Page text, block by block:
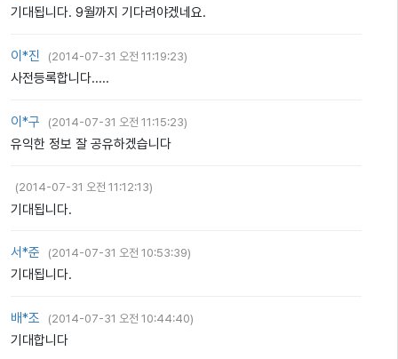
기대됩니다. 9월까지 기다려야겠네요.
이*진 (2014-07-31 오전 11:19:23)
사전등록합니다.....
이*구 (2014-07-31 오전 11:15:23)
유익한 정보 잘 공유하겠습니다
(2014-07-31 오전 11:12:13)
기대됩니다.
서*준 (2014-07-31 오전 10:53:39)
기대됩니다.
배*조 (2014-07-31 오전 10:44:40)
기대합니다